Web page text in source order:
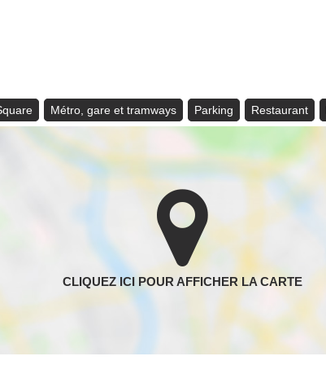
Métro, gare et tramways Parking Restaurant